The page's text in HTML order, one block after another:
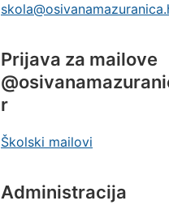
Prijava za mailove
r
Školski mailovi
Administracija